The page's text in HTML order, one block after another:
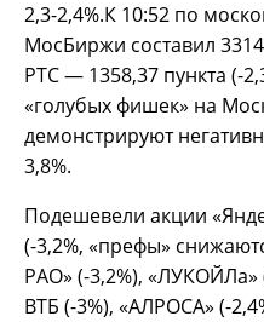
2,3-2,4%.К 10:52 по
МосБиржи составил
РТС — 1358,37 пункта (-
«голубых фишек» на
демонстрируют
3,8%.
Подешевели акции
(-3,2%, «префы»
РАО» (-3,2%), «ЛУКОЙЛа»
ВТБ (-3%), «АЛРОСА» (-